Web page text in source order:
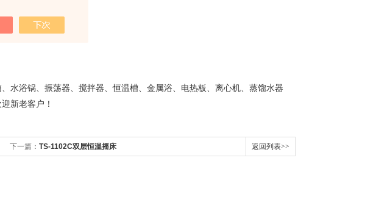
水浴锅、振荡器、搅拌器、恒温槽、金属浴、电热板、离心机、蒸馏水器
新老客户！
下一篇： TS-1102C双层恒温摇床 返回列表>>